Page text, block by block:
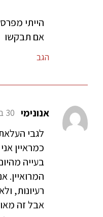
הייתי
אם תבקשו
הגב
אנונימי 30 ביולי 2015 8:08
לגבי
כמראיין
בעייה
המרואיין.
רעיונות,
אבל זה